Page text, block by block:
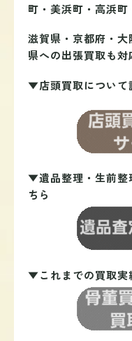
町・美浜町・高浜町
滋賀県・京都府・
県への出張買取も対
▼店頭買取について
▼遺品整理・生前整
ちら
▼これまでの買取実